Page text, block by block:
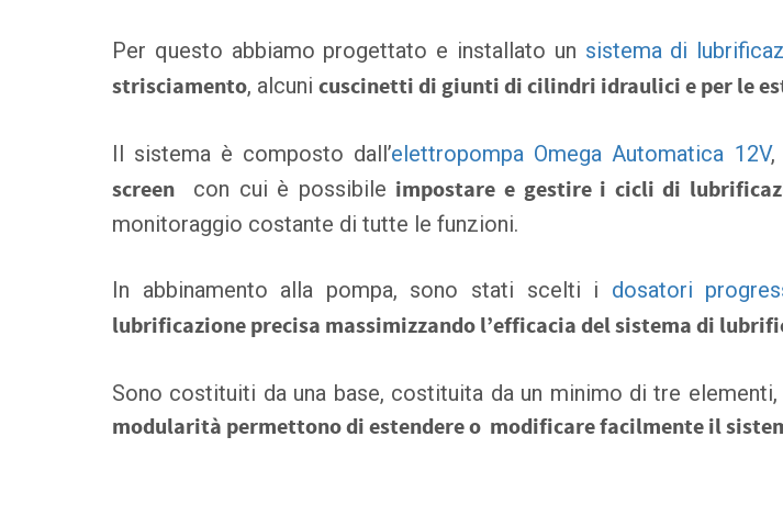
Per questo abbiamo progettato e installato un sistema di
strisciamento, alcuni cuscinetti di giunti di cilindri idraulici e per le
Il sistema è composto dall’elettropompa Omega Automatica 12V,
screen con cui è possibile impostare e gestire i cicli di
monitoraggio costante di tutte le funzioni.
In abbinamento alla pompa, sono stati scelti i dosatori
lubrificazione precisa massimizzando l’efficacia del sistema di
Sono costituiti da una base, costituita da un minimo di tre
modularità permettono di estendere o modificare facilmente il